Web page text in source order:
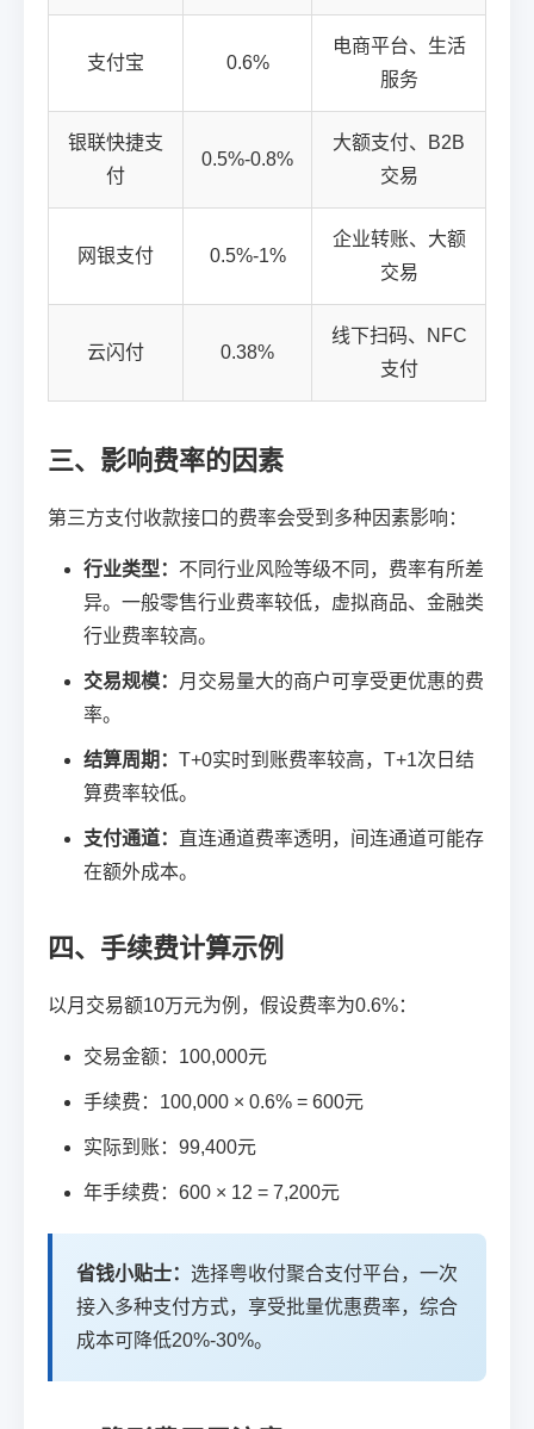
支付宝 0.6%
电商平台、生活
服务
银联快捷支
付
0.5%-0.8%
大额支付、B2B
交易
网银支付 0.5%-1%
企业转账、大额
交易
云闪付 0.38%
线下扫码、NFC
支付
三、影响费率的因素
第三方支付收款接口的费率会受到多种因素影响：
行业类型： 不同行业风险等级不同，费率有所差
异。一般零售行业费率较低，虚拟商品、金融类
行业费率较高。
交易规模：
月交易量大的商户可享受更优惠的费
率。
结算周期： T+0实时到账费率较高，T+1次日结
算费率较低。
支付通道： 直连通道费率透明，间连通道可能存
在额外成本。
四、手续费计算示例
以月交易额10万元为例，假设费率为0.6%：
交易金额：100,000元
手续费：100,000 × 0.6% = 600元
实际到账：99,400元
年手续费：600 × 12 = 7,200元
省钱小贴士： 选择粤收付聚合支付平台，一次
接入多种支付方式，享受批量优惠费率，综合
成本可降低20%-30%。